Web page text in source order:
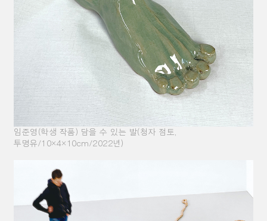
임준영(학생 작품) 담을 수 있는 발(청자 점토,
투명유/10×4×10cm/2022년)